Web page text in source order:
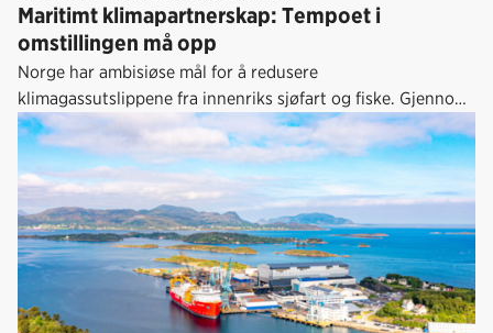
Maritimt klimapartnerskap: Tempoet i
omstillingen må opp
Norge har ambisiøse mål for å redusere
klimagassutslippene fra innenriks sjøfart og fiske. Gjennom
klimapartnerskapet styrkes samarbeidet som skal sikre
høyere tempo i omstillingen. 9. februar ble det femte møtet
i partnerskapet avholdt hos Nærings- og
fiskeridepartementet.